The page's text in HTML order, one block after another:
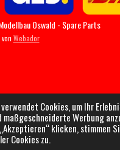
Cookies, um Ihr
maßgeschneiderte Werbung
klicken, stimmen
Cookies zu.
Oswald - Spare Parts
Webador